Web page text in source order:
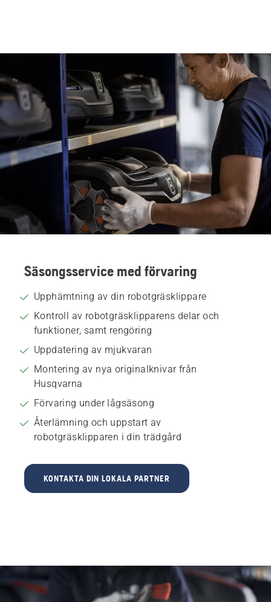
Säsongsservice med förvaring
Upphämtning av din robotgräsklippare
Kontroll av robotgräsklipparens delar och
funktioner, samt rengöring
Uppdatering av mjukvaran
Montering av nya originalknivar från
Husqvarna
Förvaring under lågsäsong
Återlämning och uppstart av
robotgräsklipparen i din trädgård
KONTAKTA DIN LOKALA PARTNER